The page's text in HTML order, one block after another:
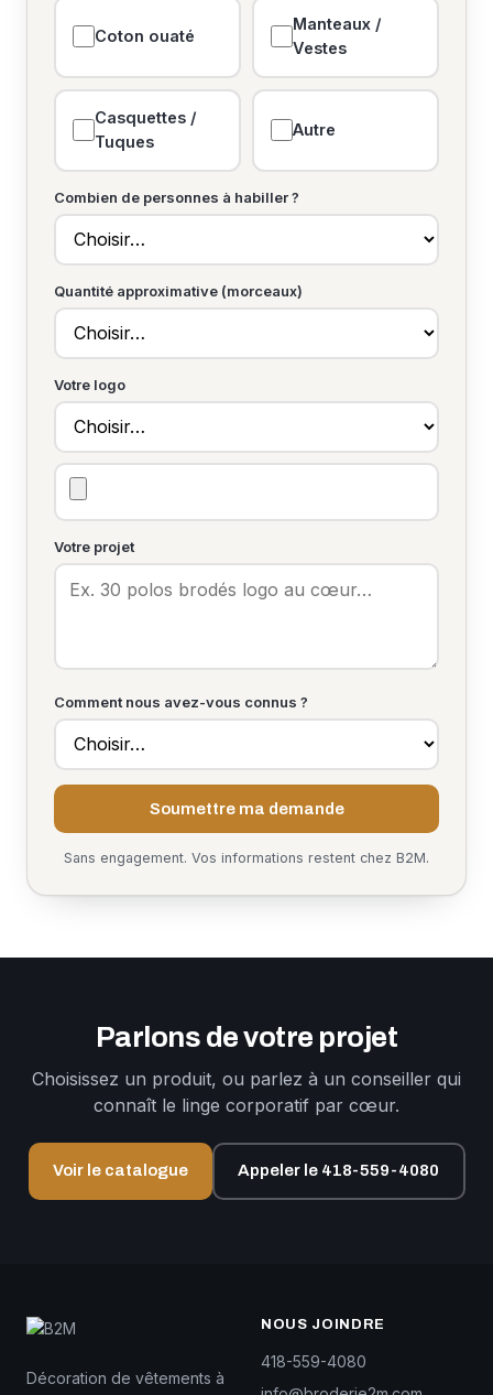
Coton ouaté
Manteaux /
Vestes
Casquettes /
Tuques
Autre
Combien de personnes à habiller ?
Quantité approximative (morceaux)
Votre logo
Votre projet
Comment nous avez-vous connus ?
Soumettre ma demande
Sans engagement. Vos informations restent chez B2M.
Parlons de votre projet
Choisissez un produit, ou parlez à un conseiller qui
connaît le linge corporatif par cœur.
Voir le catalogue Appeler le 418-559-4080
Décoration de vêtements à
NOUS JOINDRE
418-559-4080